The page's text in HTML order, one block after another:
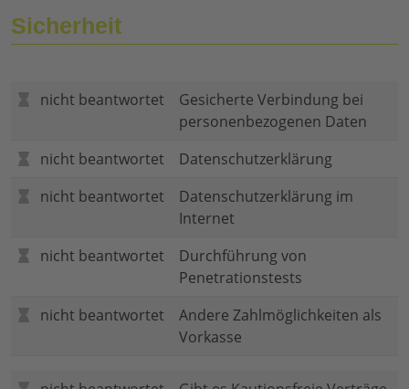
Sicherheit
nicht beantwortet
Gesicherte Verbindung bei
personenbezogenen Daten
nicht beantwortet
Datenschutzerklärung
nicht beantwortet
Datenschutzerklärung im
Internet
nicht beantwortet
Durchführung von
Penetrationstests
nicht beantwortet
Andere Zahlmöglichkeiten als
Vorkasse